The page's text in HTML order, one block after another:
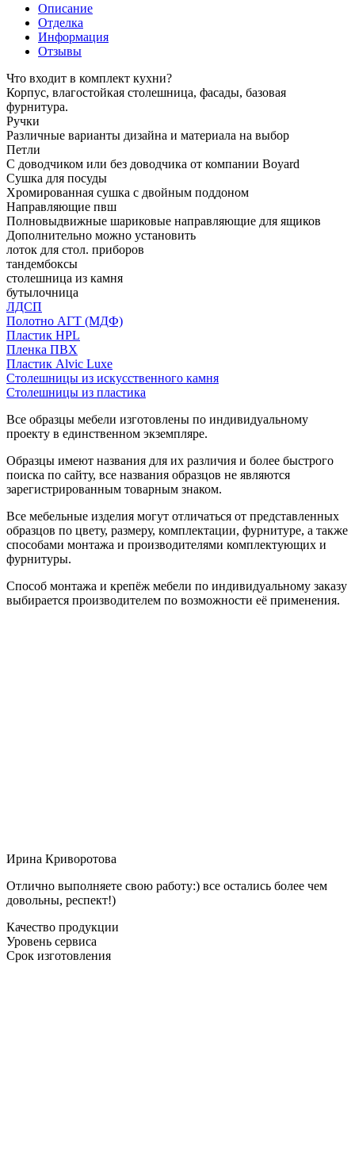
Описание
Отделка
Информация
Отзывы
Что входит в комплект кухни?
Корпус, влагостойкая столешница, фасады, базовая
фурнитура.
Ручки
Различные варианты дизайна и материала на выбор
Петли
С доводчиком или без доводчика от компании Boyard
Сушка для посуды
Хромированная сушка с двойным поддоном
Направляющие пвш
Полновыдвижные шариковые направляющие для ящиков
Дополнительно можно установить
лоток для стол. приборов
тандембоксы
столешница из камня
бутылочница
ЛДСП
Полотно АГТ (МДФ)
Пластик HPL
Пленка ПВХ
Пластик Alvic Luxe
Столешницы из искусственного камня
Столешницы из пластика
Все образцы мебели изготовлены по индивидуальному
проекту в единственном экземпляре.
Образцы имеют названия для их различия и более быстрого
поиска по сайту, все названия образцов не являются
зарегистрированным товарным знаком.
Все мебельные изделия могут отличаться от представленных
образцов по цвету, размеру, комплектации, фурнитуре, а также
способами монтажа и производителями комплектующих и
фурнитуры.
Способ монтажа и крепёж мебели по индивидуальному заказу
выбирается производителем по возможности её применения.
Ирина Криворотова
Отлично выполняете свою работу:) все остались более чем
довольны, респект!)
Качество продукции
Уровень сервиса
Срок изготовления